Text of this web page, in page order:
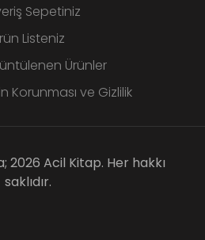
Sepetiniz
Listeniz
Ürünler
Korunması ve Gizlilik
2026 Acil Kitap. Her hakkı
saklıdır.